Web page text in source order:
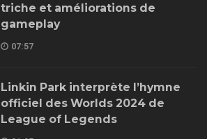
triche et améliorations de
gameplay
07:57
Linkin Park interprète l’hymne
officiel des Worlds 2024 de
League of Legends